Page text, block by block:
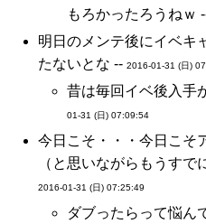
もろかったろうねｗ
明日のメンテ後にイベキ
たないとな -- 2016-01-31 (日)
昔は毎回イベ後入手
01-31 (日) 07:09:54
今日こそ・・・今日こそ
（と思いながらもうす
2016-01-31 (日) 07:25:49
ダブったらって悩ん